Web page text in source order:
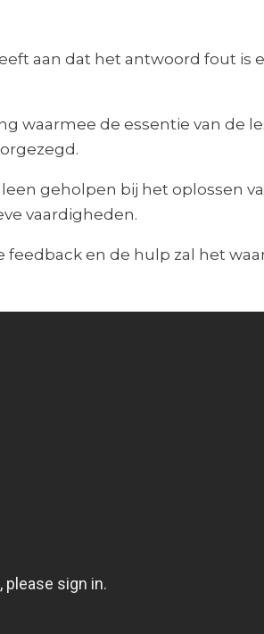
aan dat het antwoord fout is
waarmee de essentie van de
geholpen bij het oplossen
vaardigheden.
en de hulp zal het